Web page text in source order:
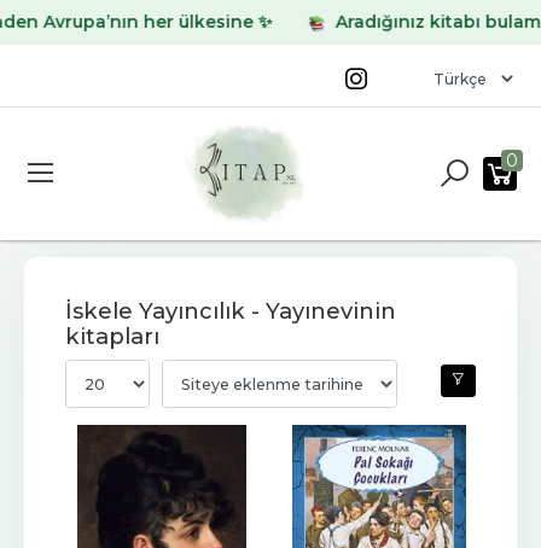
her ülkesine ✨ Aradığınız kitabı
0
İskele Yayıncılık - Yayınevinin
kitapları